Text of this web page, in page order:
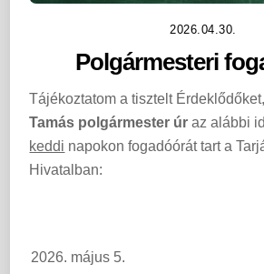
2026.04.30.
Polgármesteri
Tájékoztatom a tisztelt
Tamás polgármester úr az alábbi
keddi napokon fogadóórát tart a
Hivatalban:
2026. május 5.